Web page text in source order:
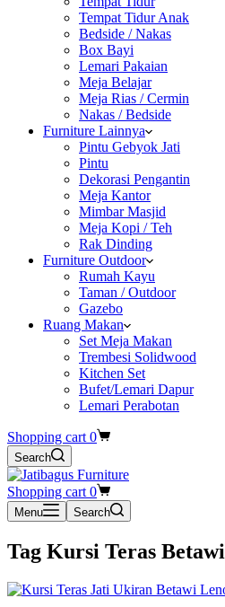
Tempat Tidur Anak
Bedside / Nakas
Box Bayi
Lemari Pakaian
Meja Belajar
Meja Rias / Cermin
Nakas / Bedside
Furniture Lainnya
Pintu Gebyok Jati
Pintu
Dekorasi Pengantin
Meja Kantor
Mimbar Masjid
Meja Kopi / Teh
Rak Dinding
Furniture Outdoor
Rumah Kayu
Taman / Outdoor
Gazebo
Ruang Makan
Set Meja Makan
Trembesi Solidwood
Kitchen Set
Bufet/Lemari Dapur
Lemari Perabotan
Shopping cart 0
Search
Shopping cart 0
Menu Search
Tag Kursi Teras Betawi